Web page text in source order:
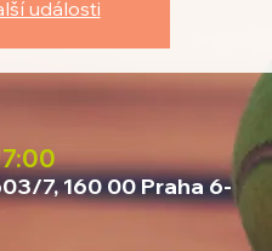
události
7, 160 00 Praha 6-